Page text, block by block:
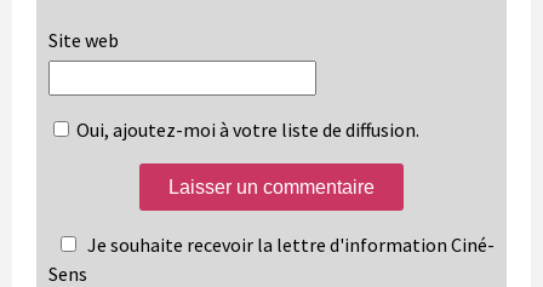
Site web
Oui, ajoutez-moi à votre liste de diffusion.
Je souhaite recevoir la lettre d'information Ciné-
Sens